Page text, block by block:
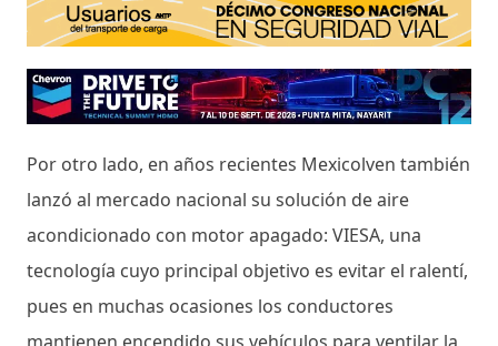
Por otro lado, en años recientes Mexicolven también
lanzó al mercado nacional su solución de aire
acondicionado con motor apagado: VIESA, una
tecnología cuyo principal objetivo es evitar el ralentí,
pues en muchas ocasiones los conductores